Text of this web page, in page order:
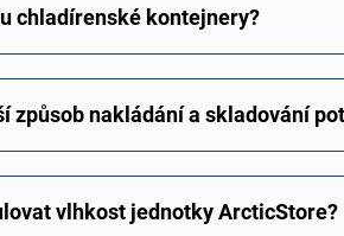
chladírenské kontejnery?
způsob nakládání a skladování
vlhkost jednotky ArcticStore?